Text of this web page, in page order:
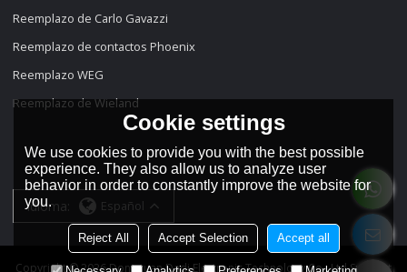
Reemplazo de Carlo Gavazzi
Reemplazo de contactos Phoenix
Reemplazo WEG
Reemplazo de Wieland
idioma: Español
Copyright © 2026Dongguan Dadi Electronic Technology Co., LtdSupport
Cookie settings
We use cookies to provide you with the best possible
experience. They also allow us to analyze user
behavior in order to constantly improve the website for
you.
Reject All Accept Selection Accept all